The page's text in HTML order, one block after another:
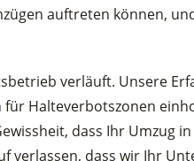
auftreten können,
verläuft. Unsere
Halteverbotszonen
dass Ihr Umzug
verlassen, dass wir Ihr